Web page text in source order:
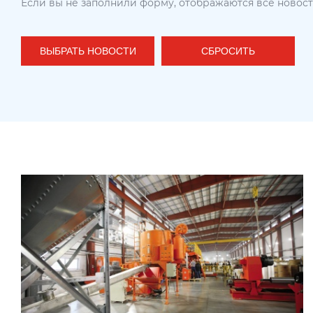
Если вы не заполнили форму, отображаются все
ВЫБРАТЬ НОВОСТИ СБРОСИТЬ